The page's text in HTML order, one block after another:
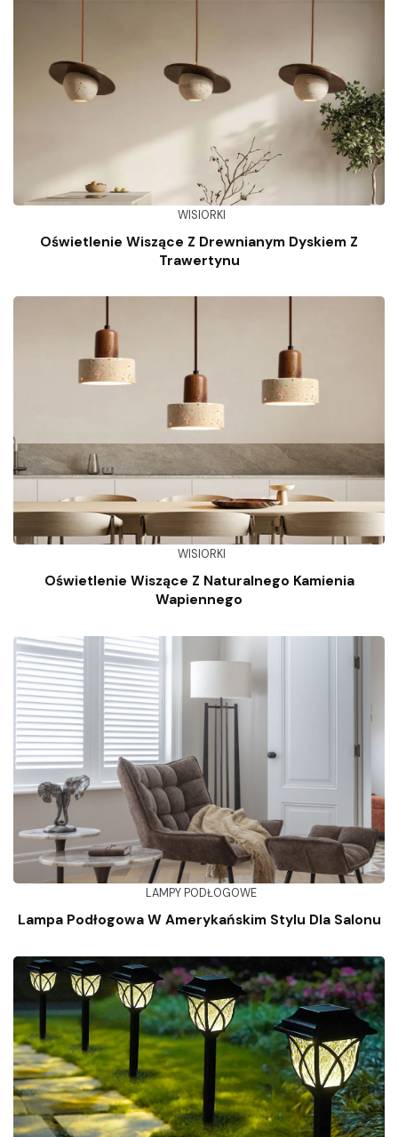
WISIORKI
Oświetlenie Wiszące Z Drewnianym Dyskiem Z
Trawertynu
WISIORKI
Oświetlenie Wiszące Z Naturalnego Kamienia
Wapiennego
LAMPY PODŁOGOWE
Lampa Podłogowa W Amerykańskim Stylu Dla Salonu